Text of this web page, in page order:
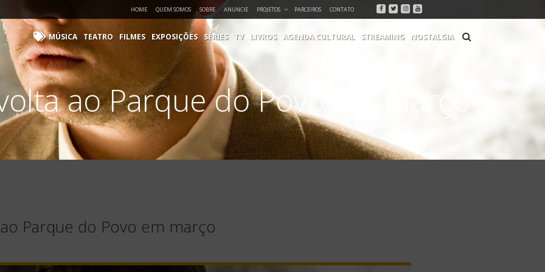
HOME QUEM SOMOS SOBRE ANUNCIE PROJETOS PARCEIROS CONTATO Facebook
Twitter
Instagram
Youtube
MÚSICA TEATRO FILMES EXPOSIÇÕES SÉRIES TV LIVROS AGENDA CULTURAL STREAMING NOSTALGIA
ao Parque do Povo em março
Parque do Povo em março